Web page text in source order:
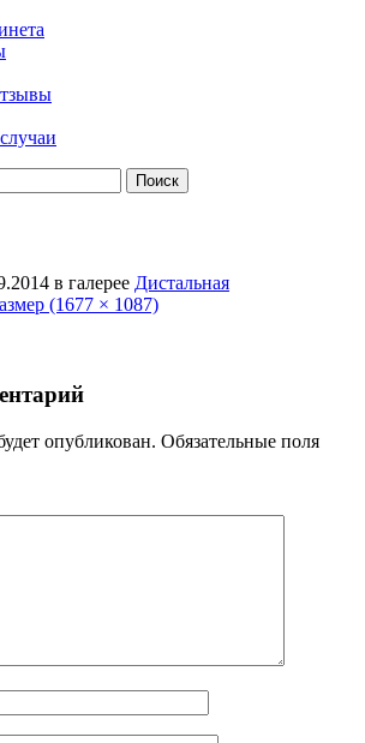
в галерее Дистальная
(1677 × 1087)
опубликован. Обязательные поля